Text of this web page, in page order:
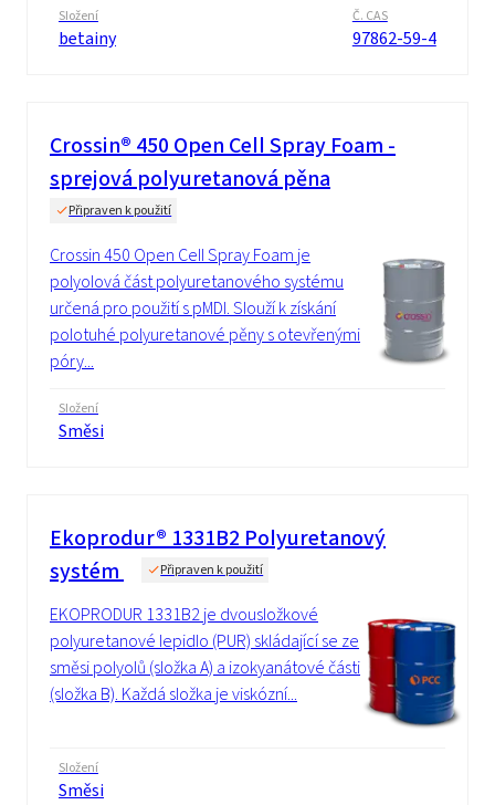
Složení
betainy
Č. CAS
97862-59-4
Crossin® 450 Open Cell Spray Foam -
sprejová polyuretanová pěna
Připraven k použití
Crossin 450 Open Cell Spray Foam je
polyolová část polyuretanového systému
určená pro použití s pMDI. Slouží k získání
polotuhé polyuretanové pěny s otevřenými
póry...
Složení
Směsi
Ekoprodur® 1331B2 Polyuretanový
systém
Připraven k použití
EKOPRODUR 1331B2 je dvousložkové
polyuretanové lepidlo (PUR) skládající se ze
směsi polyolů (složka A) a izokyanátové části
(složka B). Každá složka je viskózní...
Složení
Směsi